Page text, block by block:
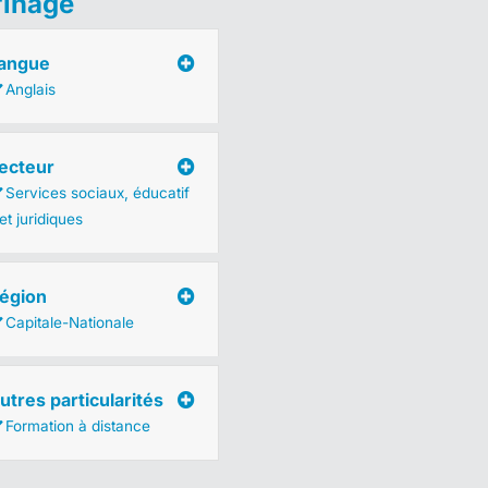
Anglais
Services sociaux, éducatif
juridiques
Capitale-Nationale
particularités
Formation à distance